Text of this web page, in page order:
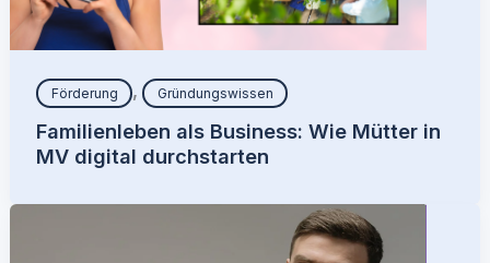
Förderung , Gründungswissen
Familienleben als Business: Wie Mütter in
MV digital durchstarten